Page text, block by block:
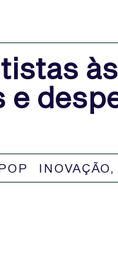
e
INOVAÇÃO,